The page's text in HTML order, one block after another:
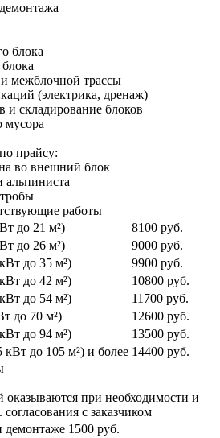
блока
межблочной трассы
(электрика, дренаж)
и складирование блоков
мусора
прайсу:
во внешний блок
альпиниста
работы
до 21 м²)
8100 руб.
до 26 м²)
9000 руб.
до 35 м²)
9900 руб.
до 42 м²)
10800 руб.
до 54 м²)
11700 руб.
до 70 м²)
12600 руб.
до 94 м²)
13500 руб.
до 105 м²) и более 14400 руб.
оказываются при необходимости и
с заказчиком
демонтаже 1500 руб.